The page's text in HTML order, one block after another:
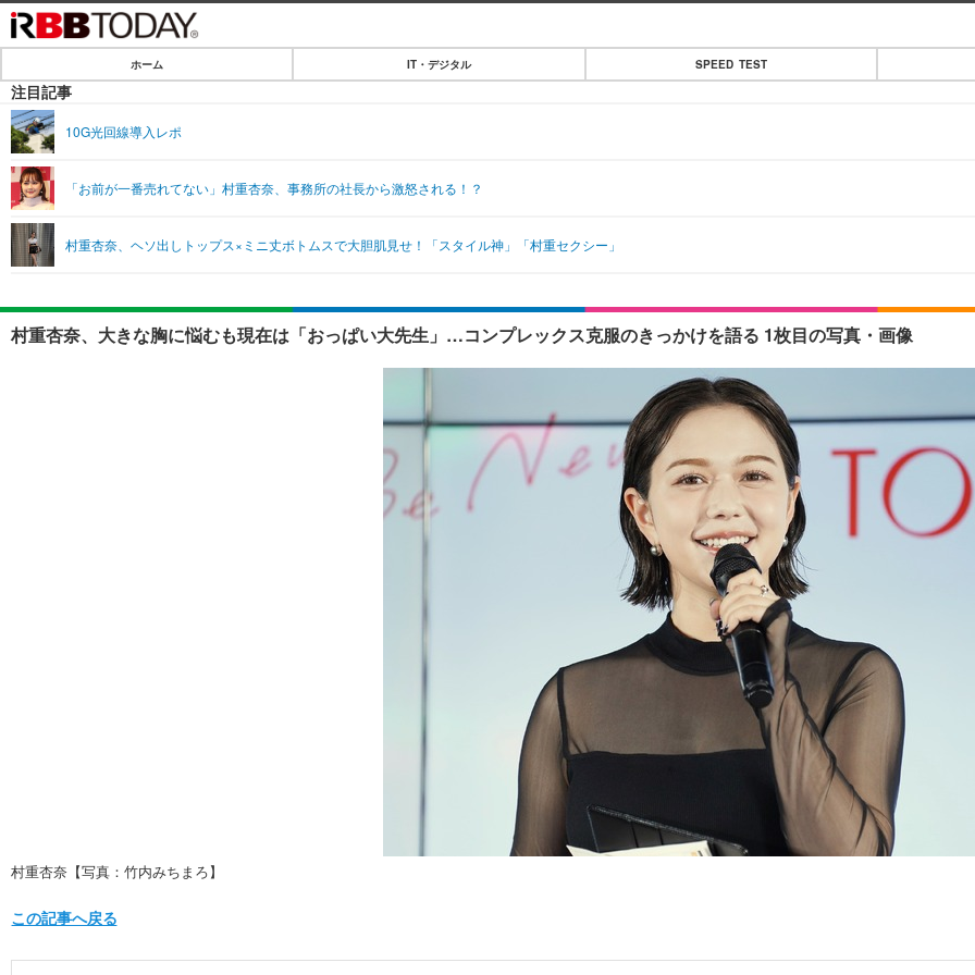
IT・デジタル
ショッピング
SPEED TEST
エンタメ
エンタメTOP
音楽
ショッピング
ライフ
ライフTOP
ペット
リリース一覧
ホーム IT・デジタル SPEED TEST
注目記事
10G光回線導入レポ
「お前が一番売れてない」村重杏奈、事務所の社長から激怒される！？
村重杏奈、ヘソ出しトップス×ミニ丈ボトムスで大胆肌見せ！「スタイル神」「村重セクシー」
村重杏奈、大きな胸に悩むも現在は「おっぱい大先生」…コンプレックス克服のきっかけを語る 1枚目の写真・画像
村重杏奈【写真：竹内みちまろ】
この記事へ戻る